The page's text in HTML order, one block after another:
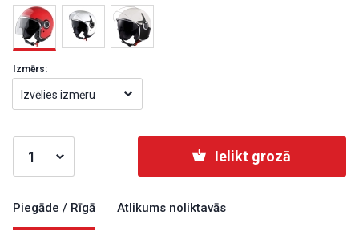
Izmērs:
Izvēlies izmēru
Ielikt grozā
Piegāde / Rīgā Atlikums noliktavās